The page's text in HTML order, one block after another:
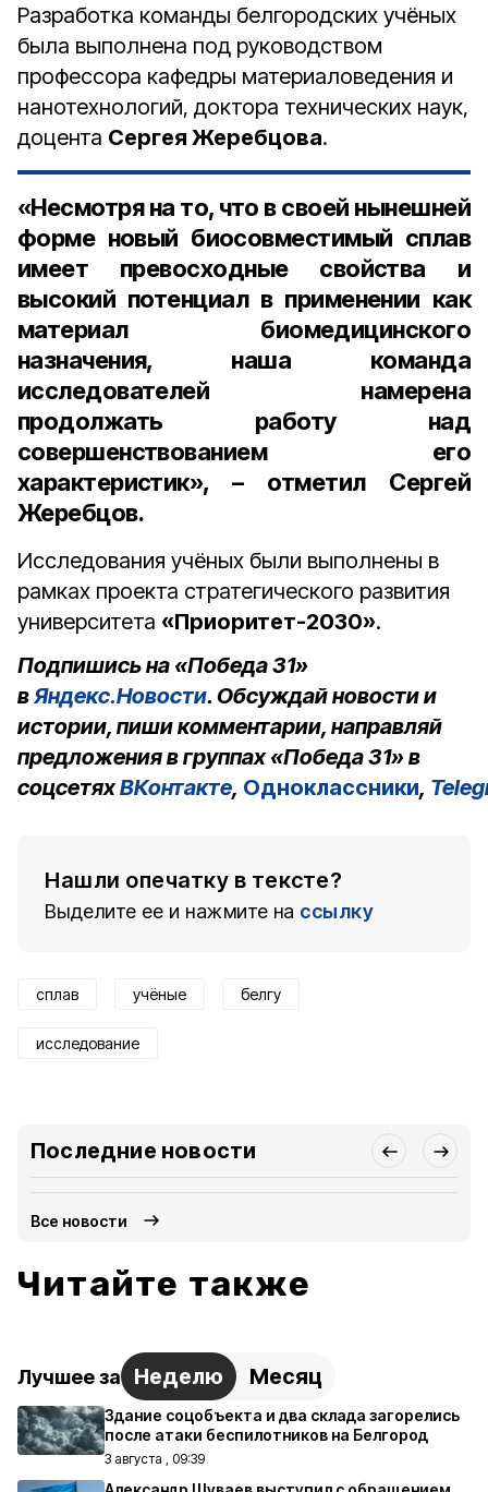
Разработка команды белгородских учёных
была выполнена под руководством
профессора кафедры материаловедения и
нанотехнологий, доктора технических наук,
доцента Сергея Жеребцова.
«Несмотря на то, что в своей нынешней
форме новый биосовместимый сплав
имеет превосходные свойства и
высокий потенциал в применении как
материал биомедицинского
назначения, наша команда
исследователей намерена
продолжать работу над
совершенствованием его
характеристик», – отметил Сергей
Жеребцов.
Исследования учёных были выполнены в
рамках проекта стратегического развития
университета «Приоритет-2030».
Подпишись на «Победа 31»
вЯндекс.Новости. Обсуждай новости и
истории, пиши комментарии, направляй
предложения в группах «Победа 31» в
соцсетяхВКонтакте, Одноклассники,
Нашли опечатку в тексте?
Выделите ее и нажмите на ссылку
сплав учёные белгу
исследование
Последние новости
Все новости
Читайте также
Лучшее за Неделю Месяц
Здание соцобъекта и два склада загорелись
после атаки беспилотников на Белгород
3 августа , 09:39